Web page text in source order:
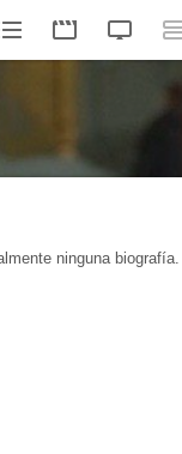
ninguna biografía.